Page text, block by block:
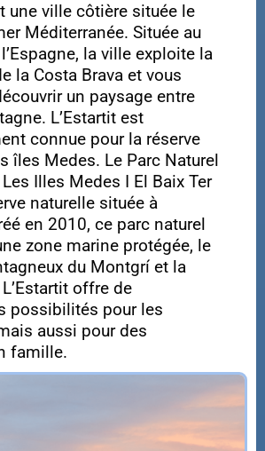
une ville côtière située le
Méditerranée. Située au
la ville exploite la
la Costa Brava et vous
un paysage entre
L’Estartit est
connue pour la réserve
îles Medes. Le Parc Naturel
Illes Medes I El Baix Ter
naturelle située à
en 2010, ce parc naturel
zone marine protégée, le
du Montgrí et la
offre de
possibilités pour les
aussi pour des
famille.